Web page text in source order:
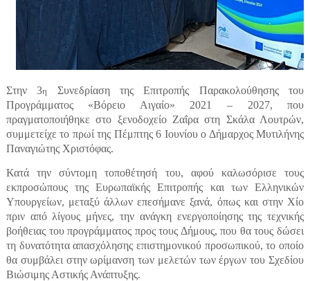
Στην 3η
Συνεδρίαση της Επιτροπής Παρακολούθησης του
Προγράμματος «Βόρειο Αιγαίο» 2021 – 2027, που
πραγματοποιήθηκε στο ξενοδοχείο Ζαΐρα στη Σκάλα Λουτρών,
συμμετείχε το πρωί της Πέμπτης 6 Ιουνίου ο Δήμαρχος Μυτιλήνης
Παναγιώτης Χριστόφας.
Κατά την σύντομη τοποθέτησή του, αφού καλωσόρισε τους
εκπροσώπους της Ευρωπαϊκής Επιτροπής και των Ελληνικών
Υπουργείων, μεταξύ άλλων επεσήμανε ξανά, όπως και στην Χίο
πριν από λίγους μήνες, την ανάγκη ενεργοποίησης της τεχνικής
βοήθειας του προγράμματος προς τους Δήμους, που θα τους δώσει
τη δυνατότητα απασχόλησης επιστημονικού προσωπικού, το οποίο
θα συμβάλει στην ωρίμανση των μελετών των έργων του Σχεδίου
Βιώσιμης Αστικής Ανάπτυξης.